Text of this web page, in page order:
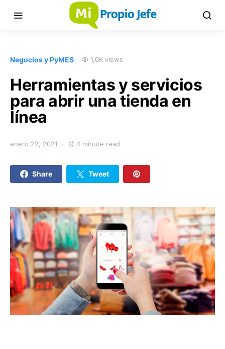
Negocios y PyMES 1,0K views
Herramientas y servicios
para abrir una tienda en
línea
enero 22, 2021 4 minute read
Share Tweet